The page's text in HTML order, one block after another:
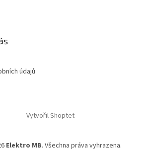
údajů
Vytvořil Shoptet
Elektro MB. Všechna práva vyhrazena.